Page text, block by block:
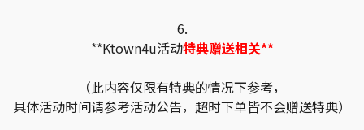
6.
**Ktown4u活动特典赠送相关**
（此内容仅限有特典的情况下参考，
具体活动时间请参考活动公告，超时下单皆不会赠送特典）